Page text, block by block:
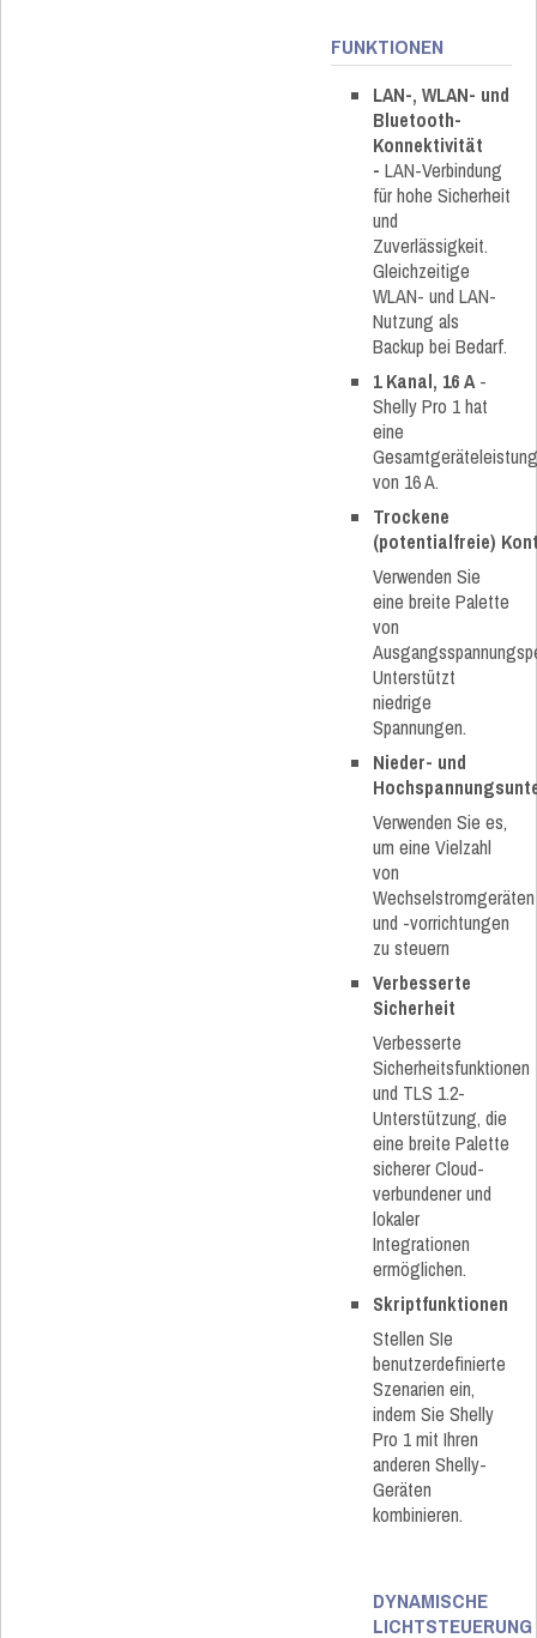
FUNKTIONEN
LAN-, WLAN- und
Bluetooth-
Konnektivität
- LAN-Verbindung
für hohe Sicherheit
und
Zuverlässigkeit.
Gleichzeitige
WLAN- und LAN-
Nutzung als
Backup bei Bedarf.
1 Kanal, 16 A-
Shelly Pro 1 hat
eine
Gesamtgeräteleistung
von 16 A.
Trockene
(potentialfreie)
Verwenden Sie
eine breite Palette
von
Unterstützt
niedrige
Spannungen.
Nieder- und
Hochspannungs
Verwenden Sie es,
um eine Vielzahl
von
Wechselstromgeräten
und -vorrichtungen
zu steuern
Verbesserte
Sicherheit
Verbesserte
Sicherheitsfunktionen
und TLS 1.2-
Unterstützung, die
eine breite Palette
sicherer Cloud-
verbundener und
lokaler
Integrationen
ermöglichen.
Skriptfunktionen
Stellen SIe
benutzerdefinierte
Szenarien ein,
indem Sie Shelly
Pro 1 mit Ihren
anderen Shelly-
Geräten
kombinieren.
DYNAMISCHE
LICHTSTEUERUNG